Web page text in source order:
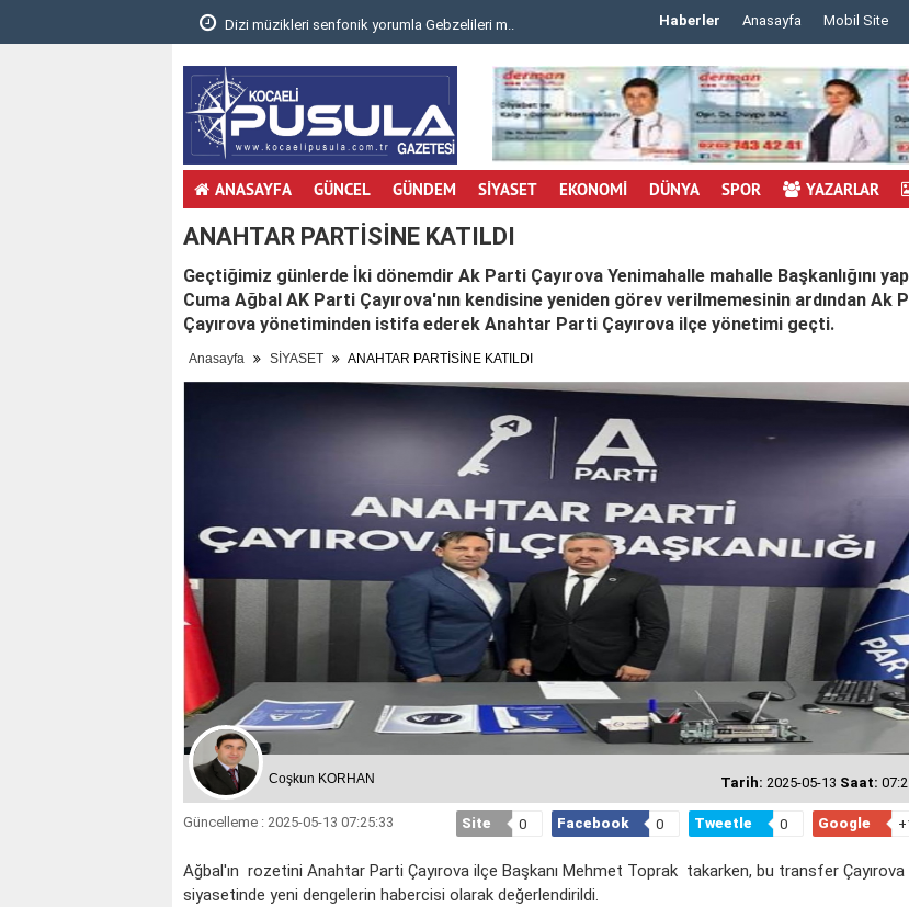
Dizi müzikleri senfonik yorumla Gebzelileri m.. Haberler Anasayfa Mobil Site
ANASAYFA GÜNCEL GÜNDEM SİYASET EKONOMİ DÜNYA SPOR YAZARLAR
ANAHTAR PARTİSİNE KATILDI
Geçtiğimiz günlerde İki dönemdir Ak Parti Çayırova Yenimahalle mahalle Başkanlığını
Cuma Ağbal AK Parti Çayırova'nın kendisine yeniden görev verilmemesinin ardından Ak
Çayırova yönetiminden istifa ederek Anahtar Parti Çayırova ilçe yönetimi geçti.
Anasayfa SİYASET ANAHTAR PARTİSİNE KATILDI
Coşkun KORHAN Tarih: 2025-05-13 Saat:
Güncelleme : 2025-05-13 07:25:33 Site 0 Facebook 0 Tweetle 0 Google
Ağbal'ın rozetini Anahtar Parti Çayırova ilçe Başkanı Mehmet Toprak takarken, bu transfer Çayırova
siyasetinde yeni dengelerin habercisi olarak değerlendirildi.